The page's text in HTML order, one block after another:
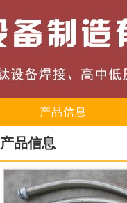
产品信息
产品信息